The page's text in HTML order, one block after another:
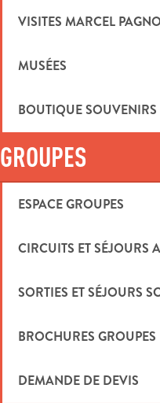
VISITES MARCEL
MUSÉES
BOUTIQUE
GROUPES
ESPACE GROUPES
CIRCUITS ET SÉJOURS
SORTIES ET SÉJOURS
BROCHURES GROUPES
DEMANDE DE DEVIS
et Marseille.
des
siècle avant de
et de
Un lieu où des
et rhum, autrement
Ferroni. Au...